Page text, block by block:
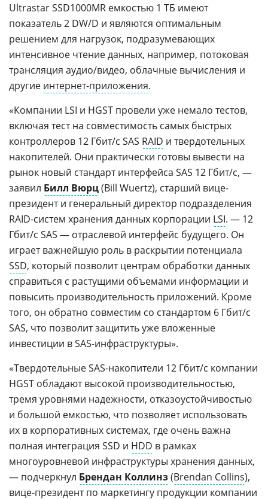
Ultrastar SSD1000MR емкостью 1 ТБ имеют
показатель 2 DW/D и являются оптимальным
решением для нагрузок, подразумевающих
интенсивное чтение данных, например, потоковая
трансляция аудио/видео, облачные вычисления и
другие интернет-приложения.
«Компании LSI и HGST провели уже немало тестов,
включая тест на совместимость самых быстрых
контроллеров 12 Гбит/с SAS RAID и твердотельных
накопителей. Они практически готовы вывести на
рынок новый стандарт интерфейса SAS 12 Гбит/с, —
заявил Билл Вюрц(Bill Wuertz), старший вице-
президент и генеральный директор подразделения
RAID-систем хранения данных корпорации LSI. — 12
Гбит/с SAS — отраслевой интерфейс будущего. Он
играет важнейшую роль в раскрытии потенциала
SSD, который позволит центрам обработки данных
справиться с растущими объемами информации и
повысить производительность приложений. Кроме
того, он обратно совместим со стандартом 6 Гбит/с
SAS, что позволит защитить уже вложенные
инвестиции в SAS-инфраструктуры».
«Твердотельные SAS-накопители 12 Гбит/с компании
HGST обладают высокой производительностью,
тремя уровнями надежности, отказоустойчивостью
и большой емкостью, что позволяет использовать
их в корпоративных системах, где очень важна
полная интеграция SSD и HDD в рамках
многоуровневой инфраструктуры хранения данных,
— подчеркнул Брендан Коллинз(Brendan Collins),
вице-президент по маркетингу продукции компании